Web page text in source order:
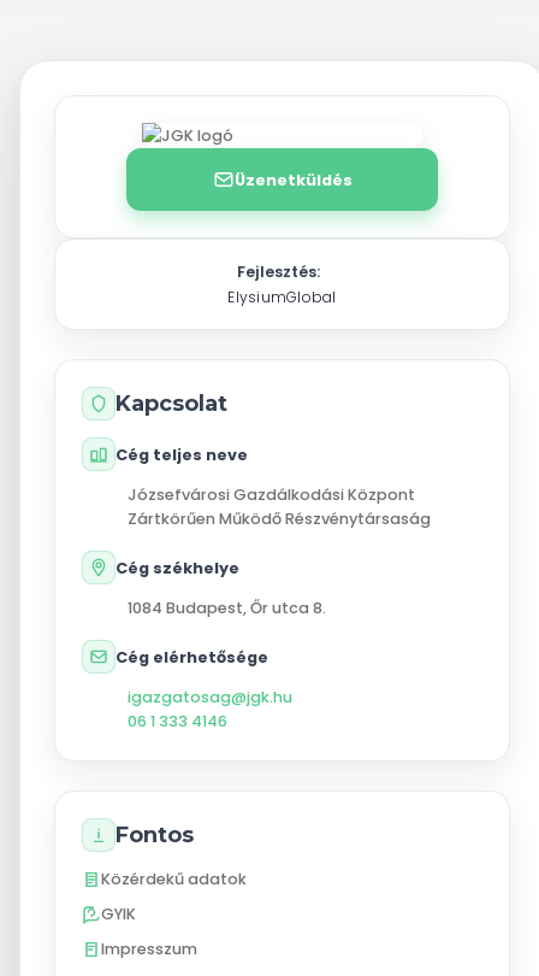
Üzenetküldés
Fejlesztés:
ElysiumGlobal
Kapcsolat
Cég teljes neve
Józsefvárosi Gazdálkodási Központ
Zártkörűen Működő Részvénytársaság
Cég székhelye
1084 Budapest,Őr utca 8.
Cég elérhetősége
igazgatosag@jgk.hu
06 1 333 4146
Fontos
Közérdekű adatok
GYIK
Impresszum